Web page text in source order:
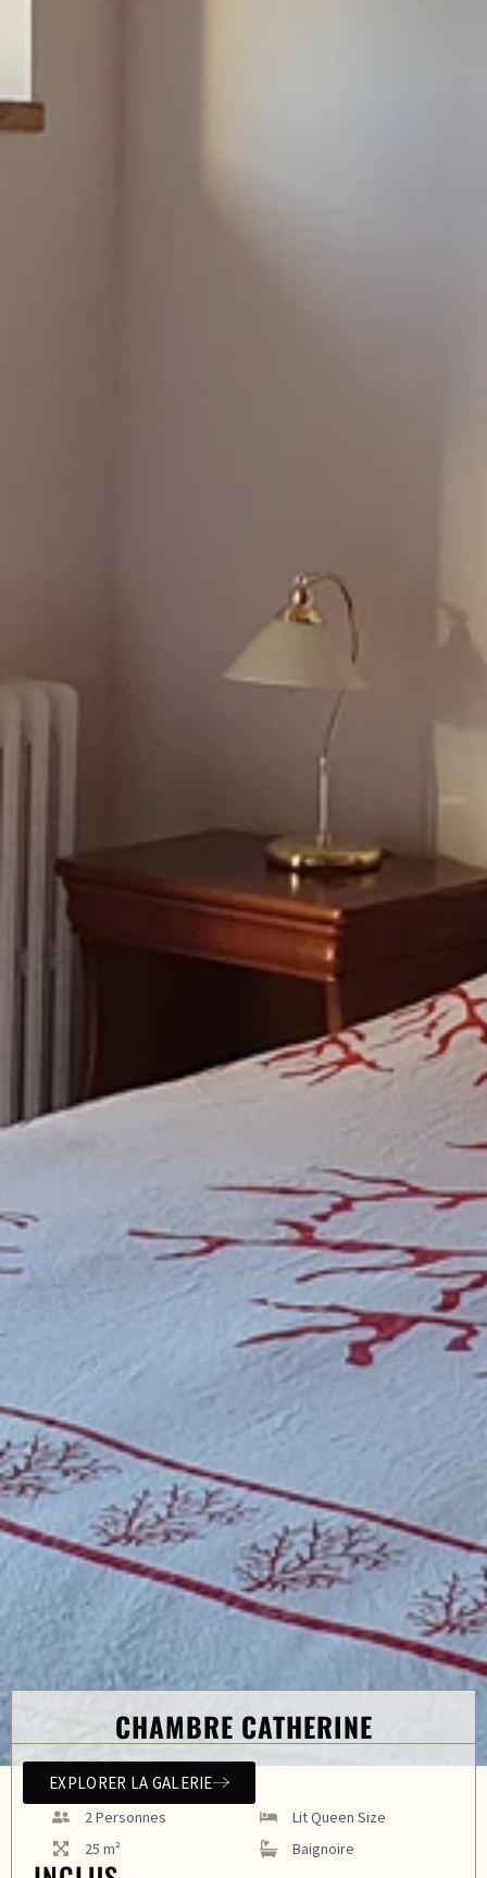
CHAMBRE CATHERINE
EXPLORER LA GALERIE
2 Personnes
25 m²
Lit Queen Size
Baignoire